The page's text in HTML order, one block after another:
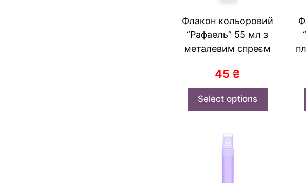
Флакон кольоровий
“Рафаель” 55 мл з
металевим спреєм
45 ₴
Select options